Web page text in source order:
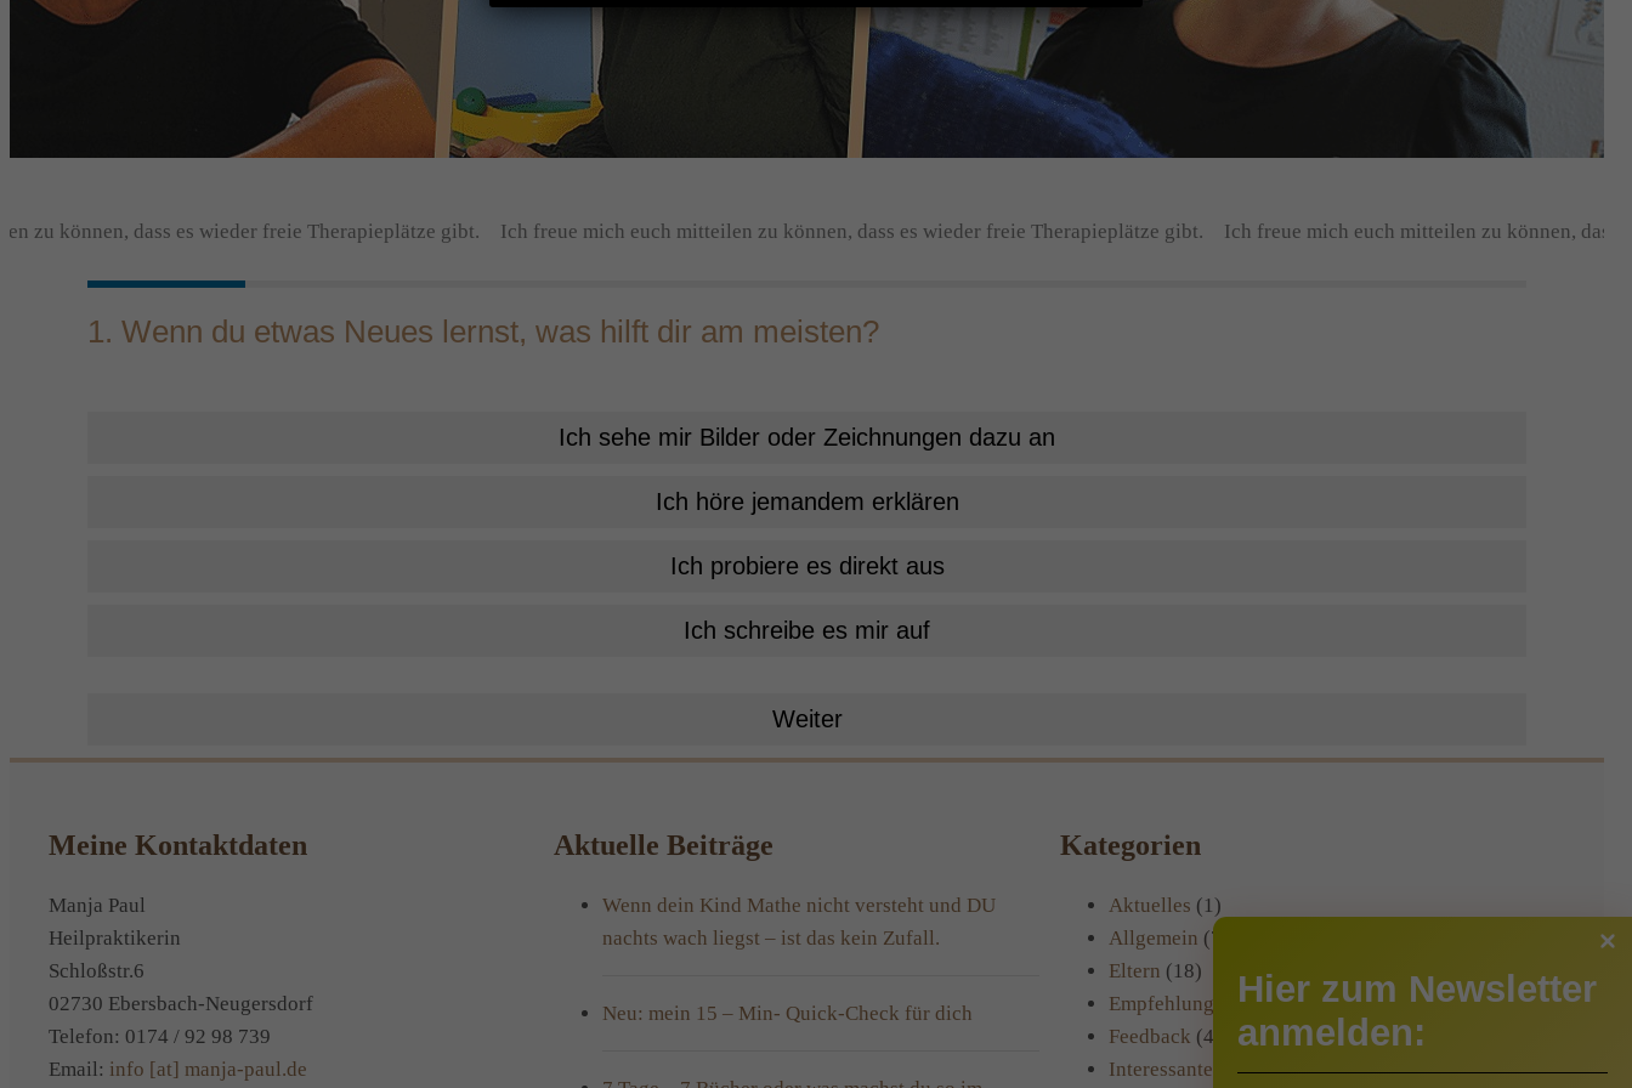
können, dass es wieder freie Therapieplätze gibt. Ich freue mich euch mitteilen zu können, dass es wieder freie Therapieplätze gibt. Ich freue mich euch mitteilen zu können, dass es
1. Wenn du etwas Neues lernst, was hilft dir am meisten?
Ich sehe mir Bilder oder Zeichnungen dazu an
Ich höre jemandem erklären
Ich probiere es direkt aus
Ich schreibe es mir auf
Weiter
Hier zum Newsletter
anmelden:
Meine Kontaktdaten
Manja Paul
Heilpraktikerin
Schloßstr.6
02730 Ebersbach-Neugersdorf
Telefon: 0174 / 92 98 739
Email: info [at] manja-paul.de
Aktuelle Beiträge
Wenn dein Kind Mathe nicht versteht und DU
nachts wach liegst – ist das kein Zufall.
Neu: mein 15 – Min- Quick-Check für dich
Kategorien
Aktuelles (1)
Allgemein (76)
Eltern (18)
Empfehlungen Gesundheit(16)
Feedback (4)
Interessantes
(16)